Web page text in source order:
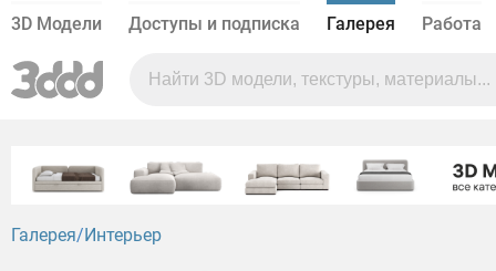
3D Модели Доступы и подписка Галерея Работа
Галерея Интерьер